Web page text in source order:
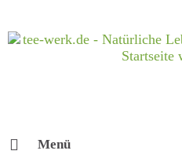
Menü